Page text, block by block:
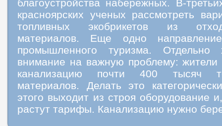
благоустройства набережных. В-
красноярских ученых рассмотреть
топливных экобрикетов из
материалов. Еще одно
промышленного туризма. Отдельно
внимание на важную проблему:
канализацию почти 400 тысяч
материалов. Делать это
этого выходит из строя оборудование
растут тарифы. Канализацию нужно